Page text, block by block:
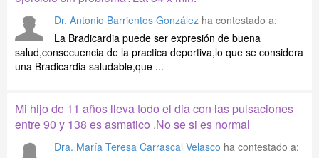
Dr. Antonio Barrientos González ha contestado a:
La Bradicardia puede ser expresión de buena
salud,consecuencia de la practica deportiva,lo que se considera
una Bradicardia saludable,que ...
Mi hijo de 11 años lleva todo el dia con las pulsaciones
entre 90 y 138 es asmatico .No se si es normal
Dra. María Teresa Carrascal Velasco ha contestado a: